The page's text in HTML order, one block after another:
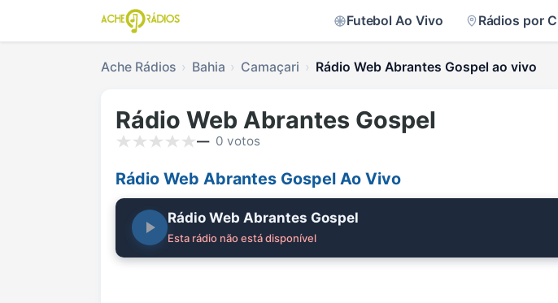
Futebol Ao Vivo Rádios por
Ache Rádios Bahia Camaçari Rádio Web Abrantes Gospel ao vivo
Rádio Web Abrantes Gospel
— 0 votos
Rádio Web Abrantes Gospel Ao Vivo
Rádio Web Abrantes Gospel
Esta rádio não está disponível